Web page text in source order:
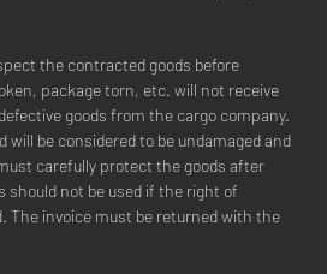
the contracted goods before
package torn, etc. will not receive
goods from the cargo company.
will be considered to be undamaged and
carefully protect the goods after
should not be used if the right of
The invoice must be returned with the